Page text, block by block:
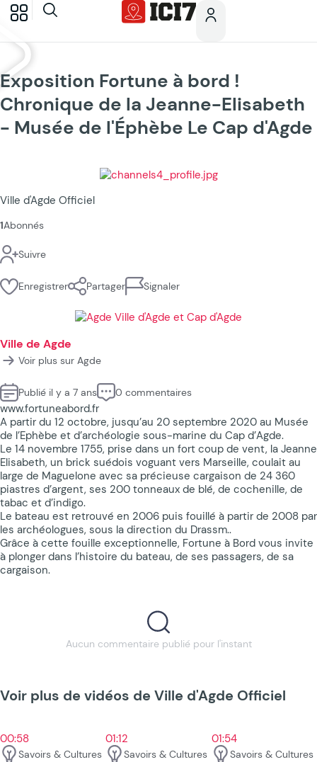
Exposition Fortune à bord !
Chronique de la Jeanne-Elisabeth
- Musée de l'Éphèbe Le Cap d'Agde
Ville d'Agde Officiel
1Abonnés
Suivre
Enregistrer Partager Signaler
Ville de Agde
Voir plus sur Agde
Publié il y a 7 ans 0 commentaires
www.fortuneabord.fr
A partir du 12 octobre, jusqu’au 20 septembre 2020 au Musée
de l’Ephèbe et d’archéologie sous-marine du Cap d’Agde.
Le 14 novembre 1755, prise dans un fort coup de vent, la Jeanne
Elisabeth, un brick suédois voguant vers Marseille, coulait au
large de Maguelone avec sa précieuse cargaison de 24 360
piastres d’argent, ses 200 tonneaux de blé, de cochenille, de
tabac et d’indigo.
Le bateau est retrouvé en 2006 puis fouillé à partir de 2008 par
les archéologues, sous la direction du Drassm..
Grâce à cette fouille exceptionnelle, Fortune à Bord vous invite
à plonger dans l’histoire du bateau, de ses passagers, de sa
cargaison.
Aucun commentaire publié pour l'instant
Voir plus de vidéos de Ville d'Agde Officiel
00:58
Savoirs & Cultures
01:12
Savoirs & Cultures
01:54
Savoirs & Cultures